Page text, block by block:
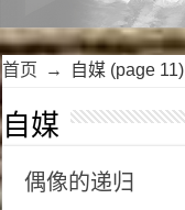
首页 → 自媒 (page 11)
自媒
偶像的递归